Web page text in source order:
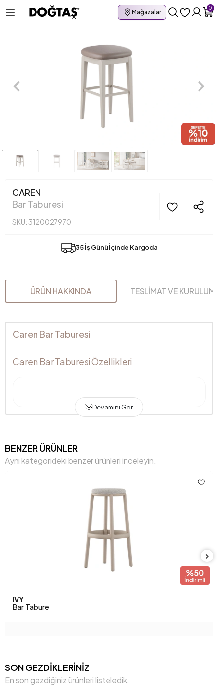
Mağazalar
0
CAREN
Bar Taburesi
SKU: 3120027970
35 İş Günü İçinde Kargoda
ÜRÜN HAKKINDA TESLİMAT VE KURULUM
Caren Bar Taburesi
Caren Bar Taburesi Özellikleri
Devamını Gör
BENZER ÜRÜNLER
Aynı kategorideki benzer ürünleri inceleyin.
IVY
Bar Tabure
SON GEZDİKLERİNİZ
En son gezdiğiniz ürünleri listeledik.